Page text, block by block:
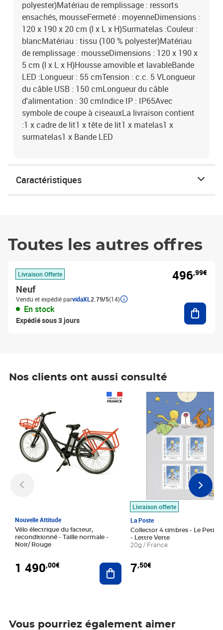
polyester)Matériau de remplissage : ressorts
ensachés, mousseFermeté : moyenneDimensions :
120 x 190 x 20 cm (l x L x H)Surmatelas :Couleur :
blancMatériau : tissu (100 % polyester)Matériau
de remplissage : mousseDimensions : 120 x 190 x
5 cm (l x L x H)Housse amovible et lavableBande
LED :Longueur : 55 cmTension : c.c. 5 VLongueur
du câble USB : 150 cmLongueur du câble
d'alimentation : 30 cmIndice IP : IP65Avec
symbole de coupe à ciseauxLa livraison contient
:1 x cadre de lit1 x tête de lit1 x matelas1 x
surmatelas1 x Bande LED
Caractéristiques
Toutes les autres offres
Livraison Offerte
Neuf
Vendu et expédié parvidaXL 2.79/5(14)
En stock
Expédié sous 3 jours
496,99€
Nos clients ont aussi consulté
Nouvelle Attitude
Vélo électrique du facteur,
reconditionné - Taille normale -
Noir/ Rouge
1 490,00€ Ajouter au panier
Livraison offerte
La Poste
Collector 4 timbres - Le Petit
- Lettre Verte
20g / France
7,50€
Prix 7,50€
Vous pourriez également aimer